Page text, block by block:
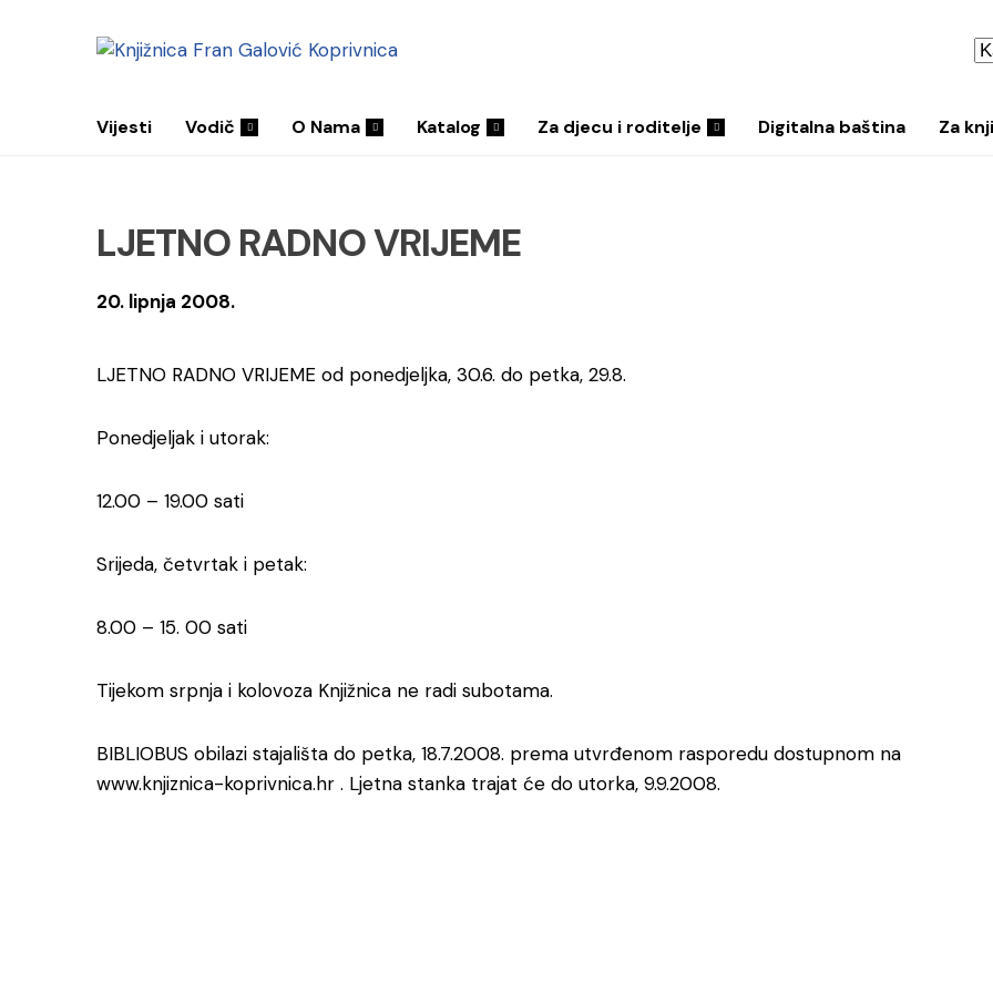
Vijesti Vodič O Nama Katalog Za djecu i roditelje Digitalna baština Za
LJETNO RADNO VRIJEME
20. lipnja 2008.
LJETNO RADNO VRIJEME od ponedjeljka, 30.6. do petka, 29.8.
Ponedjeljak i utorak:
12.00 – 19.00 sati
Srijeda, četvrtak i petak:
8.00 – 15. 00 sati
Tijekom srpnja i kolovoza Knjižnica ne radi subotama.
BIBLIOBUS obilazi stajališta do petka, 18.7.2008. prema utvrđenom rasporedu dostupnom na
www.knjiznica-koprivnica.hr . Ljetna stanka trajat će do utorka, 9.9.2008.